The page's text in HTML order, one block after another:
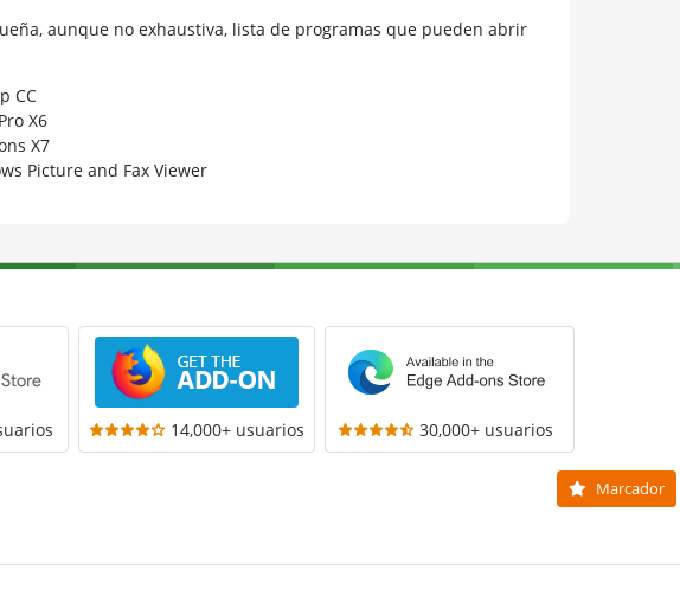
aunque no exhaustiva, lista de programas que pueden abrir
CC
X6
X7
Picture and Fax Viewer
14,000+ usuarios 30,000+ usuarios
Marcador